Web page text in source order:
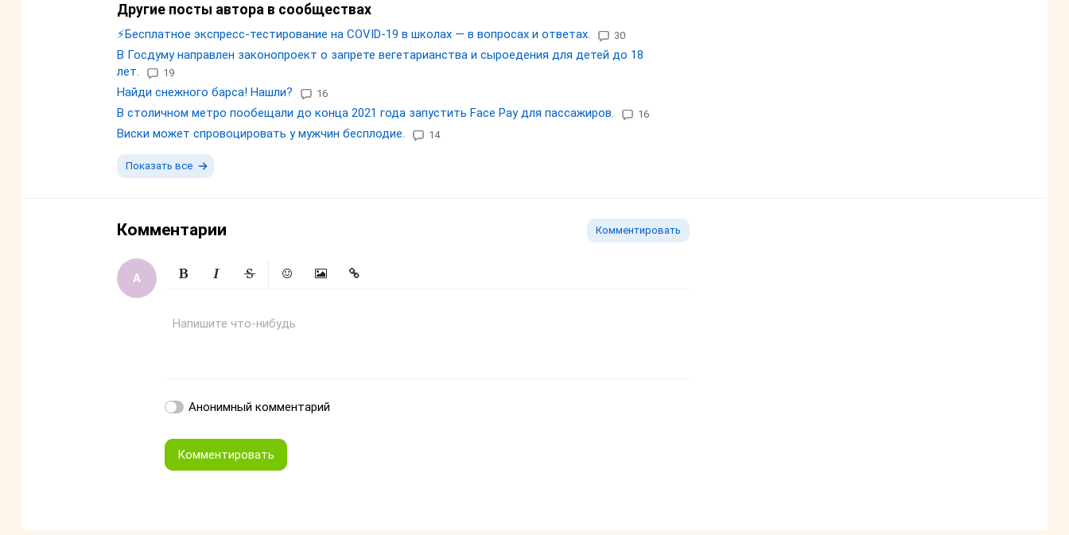
Другие посты автора в сообществах
⚡️Бесплатное экспресс-тестирование на COVID-19 в школах — в вопросах и ответах. 30
В Госдуму направлен законопроект о запрете вегетарианства и сыроедения для детей до 18
лет.
19
Найди снежного барса! Нашли? 16
В столичном метро пообещали до конца 2021 года запустить Face Pay для пассажиров. 16
Виски может спровоцировать у мужчин бесплодие. 14
Показать все
Комментарии Комментировать
Напишите что-нибудь
Анонимный комментарий
Комментировать